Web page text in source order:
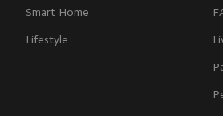
Smart Home
Lifestyle